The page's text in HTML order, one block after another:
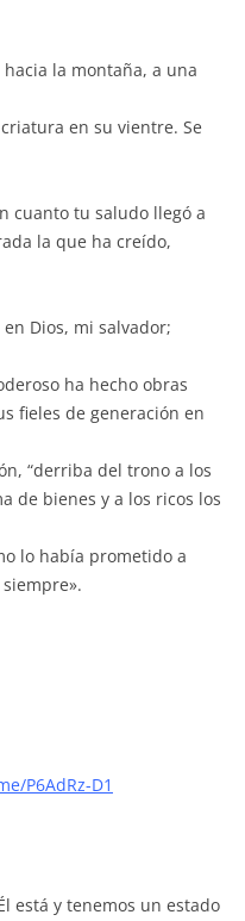
la montaña, a una
en su vientre. Se
cuanto tu saludo llegó a
la que ha creído,
Dios, mi salvador;
ha hecho obras
fieles de generación en
“derriba del trono a los
de bienes y a los ricos los
lo había prometido a
P6AdRz-D1
está y tenemos un estado